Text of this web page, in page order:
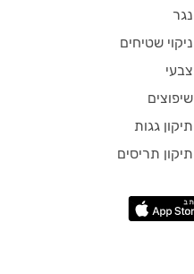
נגר
ניקוי שטיחים
צבעי
שיפוצים
תיקון גגות
תיקון תריסים